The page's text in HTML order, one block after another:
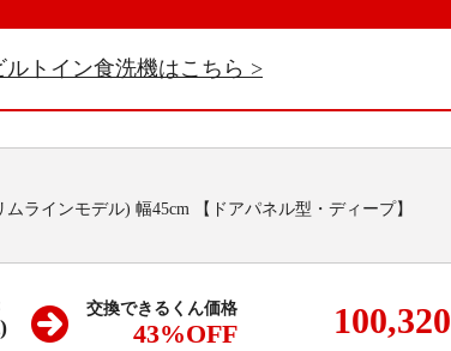
ルトイン食洗機はこちら
ラインモデル) 幅45cm 【ドアパネル型・ディープ】
交換できるくん価格
43%OFF 100,320